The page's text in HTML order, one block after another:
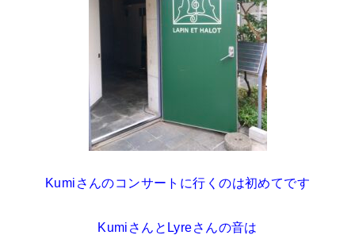
Kumiさんのコンサートに行くのは初めてです
KumiさんとLyreさんの音は